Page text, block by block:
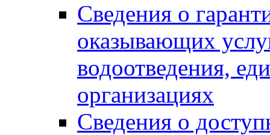
Сведения о
оказывающих
водоотведения,
организациях
Сведения о